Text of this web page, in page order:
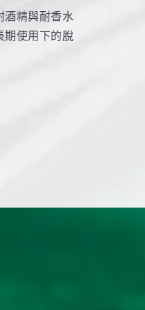
酒精與耐香水
期使用下的脫